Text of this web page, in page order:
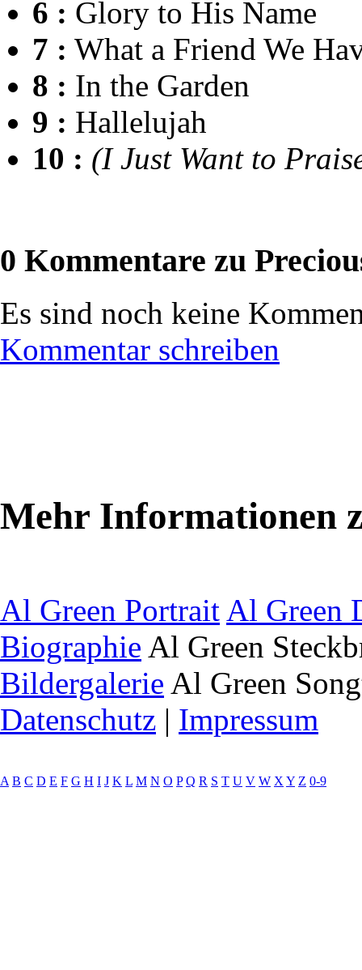
6 : Glory to His Name
7 : What a Friend We
8 : In the Garden
9 : Hallelujah
10 : (I Just Want to
0 Kommentare zu
Es sind noch keine
Kommentar schreiben
Mehr Informationen
Al Green Portrait Al Green
Biographie Al Green
Bildergalerie Al Green
Datenschutz | Impressum
A B C D E F G H I J K L M N O P Q R S T U V W X Y Z 0-9